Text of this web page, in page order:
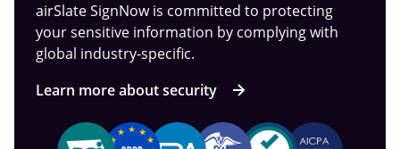
airSlate SignNow is committed to protecting
your sensitive information by complying with
global industry-specific.
Learn more about security